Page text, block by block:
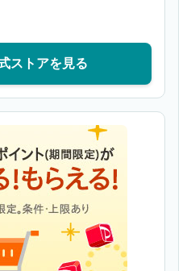
ストアを見る